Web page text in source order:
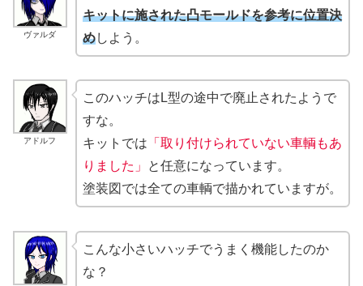
ヴァルダ
キットに施された凸モールドを参考に位置決
めしよう。
アドルフ
このハッチはL型の途中で廃止されたようで
すな。
キットでは 「取り付けられていない車輌もあ
りました」
と任意になっています。
塗装図では全ての車輌で描かれていますが。
こんな小さいハッチでうまく機能したのか
な？